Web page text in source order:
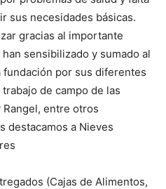
sus necesidades básicas.
gracias al importante
sensibilizado y sumado al
fundación por sus diferentes
de campo de las
Rangel, entre otros
destacamos a Nieves
(Cajas de Alimentos,